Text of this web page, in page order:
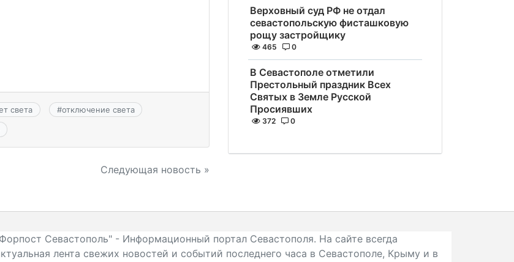
света #отключение света
Следующая новость »
Верховный суд РФ не отдал
севастопольскую фисташковую
рощу застройщику
465 0
В Севастополе отметили
Престольный праздник Всех
Святых в Земле Русской
Просиявших
372 0
Севастополь" - Информационный портал Севастополя. На сайте всегда
лента свежих новостей и событий последнего часа в Севастополе, Крыму и в